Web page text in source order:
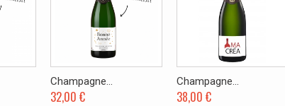
Champagne...
32,00 €
Champagne...
38,00 €